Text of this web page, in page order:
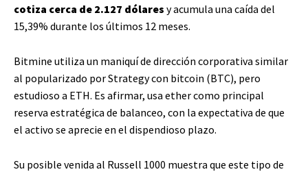
cotiza cerca de 2.127 dólares y acumula una caída del
15,39% durante los últimos 12 meses.
Bitmine utiliza un maniquí de dirección corporativa similar
al popularizado por Strategy con bitcoin (BTC), pero
estudioso a ETH. Es afirmar, usa ether como principal
reserva estratégica de balanceo, con la expectativa de que
el activo se aprecie en el dispendioso plazo.
Su posible venida al Russell 1000 muestra que este tipo de